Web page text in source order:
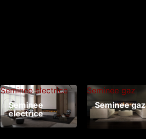
Seminee electrice
Seminee
electrice
Seminee gaz
Seminee gaz